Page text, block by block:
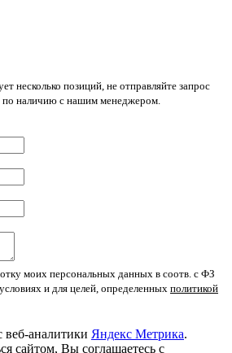
несколько позиций, не отправляйте запрос
по наличию с нашим менеджером.
моих персональных данных в соотв. с ФЗ
и для целей, определенных политикой
аналитики Яндекс Метрика.
сайтом, Вы соглашаетесь с